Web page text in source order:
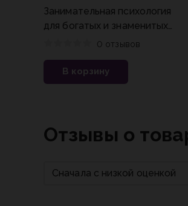
Занимательная психология
для богатых и знаменитых
... и тех, кто хочет стать
0 отзывов
В корзину
Отзывы о
Сначала с низкой оценкой